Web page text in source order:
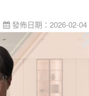
發佈日期：2026-02-04